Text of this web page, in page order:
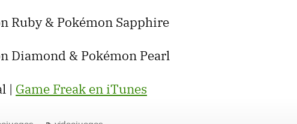
Ruby & Pokémon Sapphire
Diamond & Pokémon Pearl
| Game Freak en iTunes